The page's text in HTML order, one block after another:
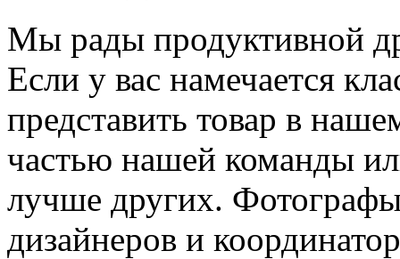
Мы рады продуктивной
Если у вас намечается
представить товар в
частью нашей команды
лучше других.
дизайнеров и